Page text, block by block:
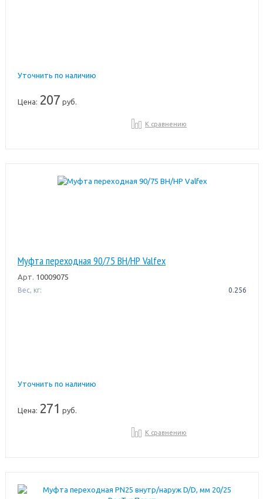
Уточнить по наличию
Цена: 207 руб.
К сравнению
Муфта переходная 90/75 ВН/НР Valfex
Арт. 10009075
Вес, кг: 0.256
Уточнить по наличию
Цена: 271 руб.
К сравнению